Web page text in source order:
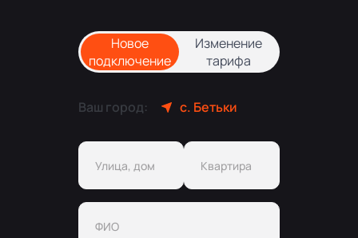
Новое
подключение
Изменение
тарифа
Ваш город: с. Бетьки